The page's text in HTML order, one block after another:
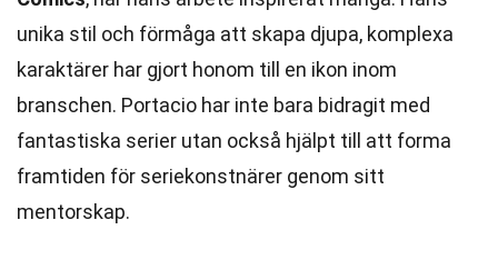
unika stil och förmåga att skapa djupa, komplexa
karaktärer har gjort honom till en ikon inom
branschen. Portacio har inte bara bidragit med
fantastiska serier utan också hjälpt till att forma
framtiden för seriekonstnärer genom sitt
mentorskap.